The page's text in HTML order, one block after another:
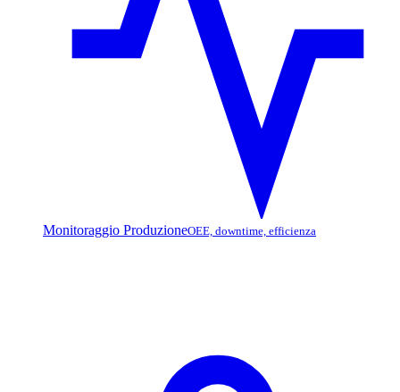
Monitoraggio ProduzioneOEE, downtime, efficienza